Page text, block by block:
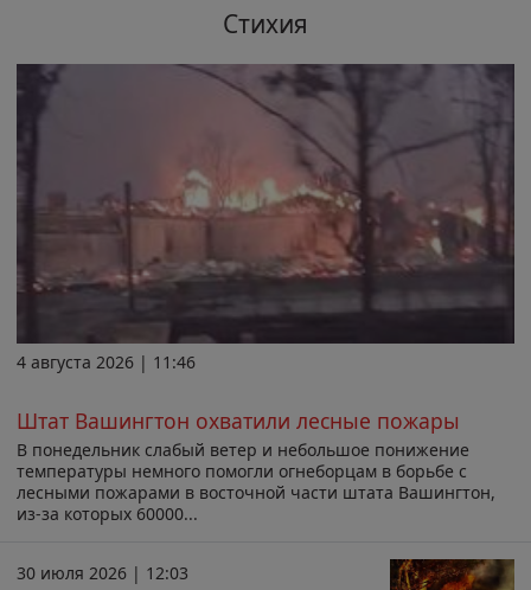
Стихия
4 августа 2026 | 11:46
Штат Вашингтон охватили лесные пожары
В понедельник слабый ветер и небольшое понижение
температуры немного помогли огнеборцам в борьбе с
лесными пожарами в восточной части штата Вашингтон,
из-за которых 60000...
30 июля 2026 | 12:03